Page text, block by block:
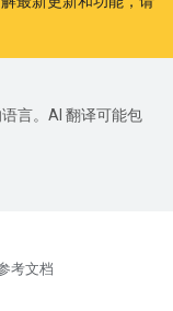
言。AI 翻译可能包
考文档